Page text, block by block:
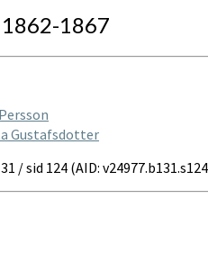
1867
Gustafsdotter
/ sid 124 (AID: